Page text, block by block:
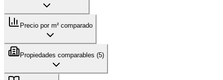
Precio por m² comparado
Propiedades comparables (5)